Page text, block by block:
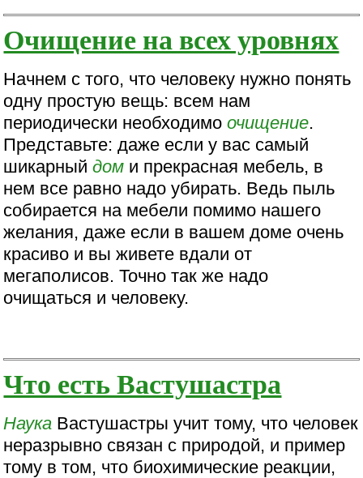
Очищение на всех уровнях
Начнем с того, что человеку нужно понять
одну простую вещь: всем нам
периодически необходимоочищение.
Представьте: даже если у вас самый
шикарныйдом и прекрасная мебель, в
нем все равно надо убирать. Ведь пыль
собирается на мебели помимо нашего
желания, даже если в вашем доме очень
красиво и вы живете вдали от
мегаполисов. Точно так же надо
очищаться и человеку.
Что есть Вастушастра
Наука Вастушастры учит тому, что человек
неразрывно связан с природой, и пример
тому в том, что биохимические реакции,